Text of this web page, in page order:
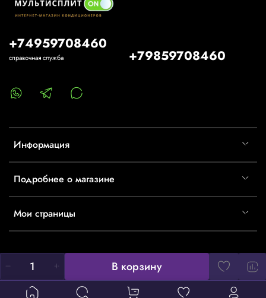
В корзину
Информация
Подробнее о магазине
Мои страницы
+74959708460
справочная служба +79859708460